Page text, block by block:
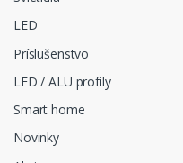
LED
Príslušenstvo
LED / ALU profily
Smart home
Novinky